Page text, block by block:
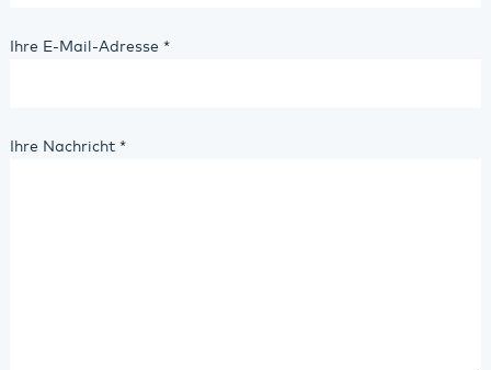
Ihre E-Mail-Adresse *
Ihre Nachricht *